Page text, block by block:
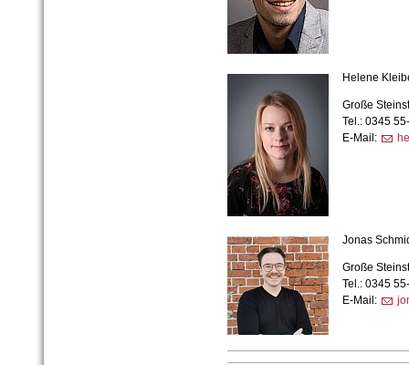
Helene
Große
Tel.: 0345
E-Mail:
Jonas
Große
Tel.: 0345
E-Mail: